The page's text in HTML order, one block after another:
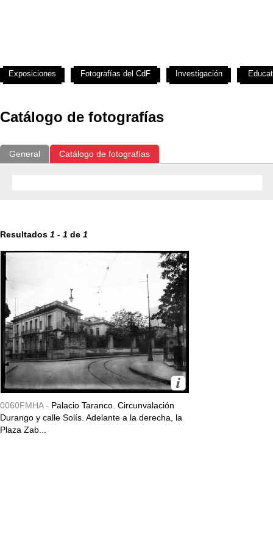
Catálogo de fotografías
General Catálogo de fotografías
Resultados 1 - 1 de 1
0060FMHA - Palacio Taranco. Circunvalación
Durango y calle Solís. Adelante a la derecha, la
Plaza Zab...
Exposiciones Fotografías del CdF Investigación